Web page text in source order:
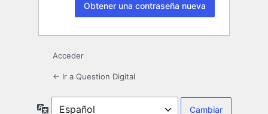
Acceder
← Ir a Question Digital
Idioma